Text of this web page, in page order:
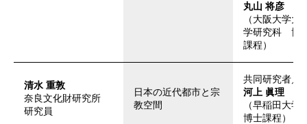
丸山 将彦
（大阪大学大
学研究科 博
課程）
清水 重敦
奈良文化財研究所
研究員
日本の近代都市と宗
教空間
共同研究者／
河上 眞理
（早稲田大学
博士課程）